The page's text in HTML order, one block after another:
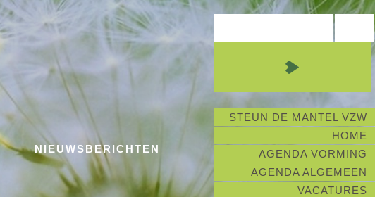
STEUN DE MANTEL VZW
HOME
AGENDA VORMING
AGENDA ALGEMEEN
VACATURES
NIEUWSBERICHTEN